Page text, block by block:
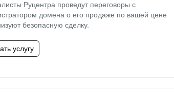
Руцентра проведут переговоры с
домена о его продаже по вашей цене
безопасную сделку.
услугу